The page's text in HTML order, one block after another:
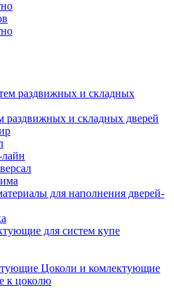
раздвижных и складных дверей
для наполнения дверей-
для систем купе
Цоколи и комлектующие
к цоколю